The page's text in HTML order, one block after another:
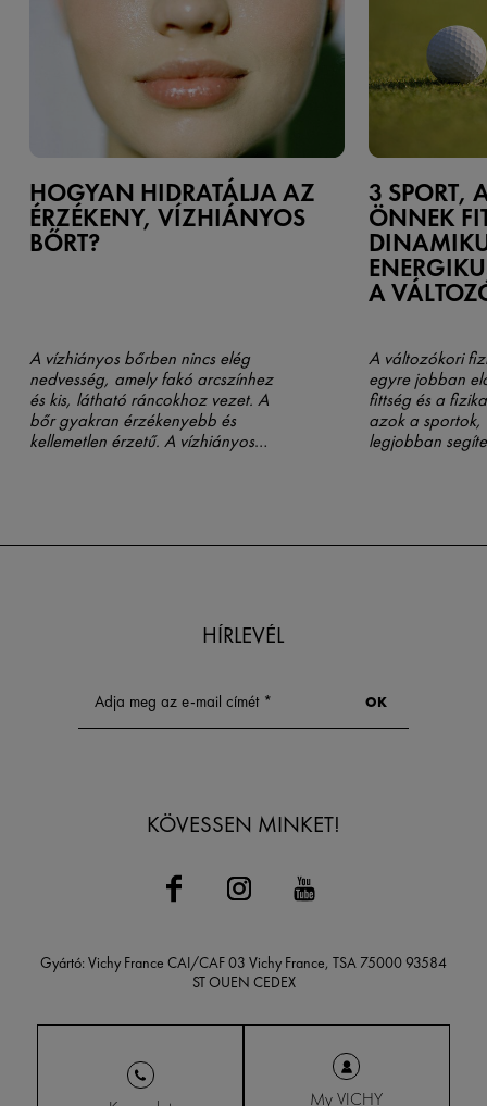
HOGYAN HIDRATÁLJA AZ
ÉRZÉKENY, VÍZHIÁNYOS
BŐRT?
A vízhiányos bőrben nincs elég
nedvesség, amely fakó arcszínhez
és kis, látható ráncokhoz vezet. A
bőr gyakran érzékenyebb és
kellemetlen érzetű. A vízhiányos
3 SPORT,
ÖNNEK
A
A változókori
egyre jobban
fittség és a
azok a sportok,
legjobban
HÍRLEVÉL
KÖVESSEN MINKET!
Gyártó: Vichy France CAI/CAF 03 Vichy France, TSA 75000 93584
ST OUEN CEDEX
My VICHY